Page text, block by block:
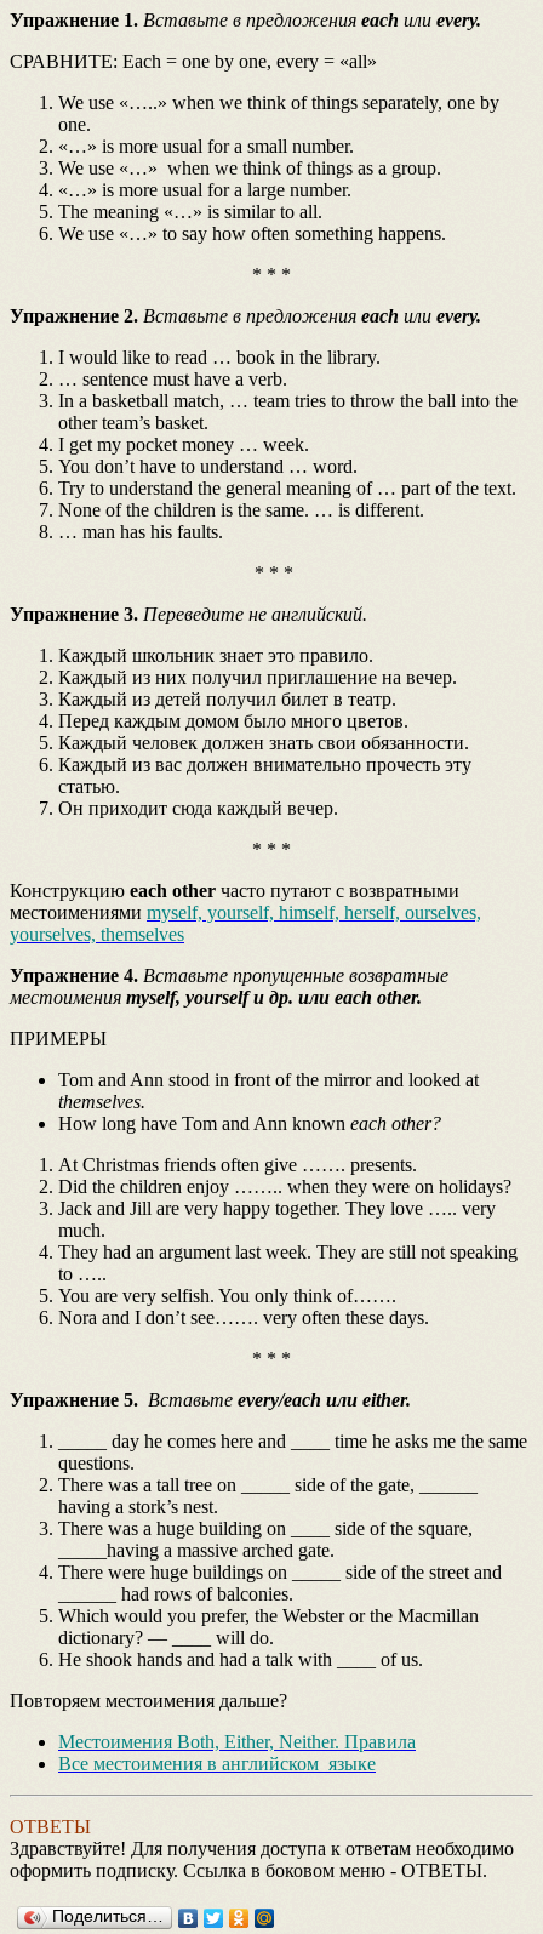
Упражнение 1. Вставьте в предложения each или every.
СРАВНИТЕ: Each = one by one, every = «all»
We use «…..» when we think of things separately, one by
one.
«…» is more usual for a small number.
We use «…» when we think of things as a group.
«…» is more usual for a large number.
The meaning «…» is similar to all.
We use «…» to say how often something happens.
* * *
Упражнение 2. Вставьте в предложения each или every.
I would like to read … book in the library.
… sentence must have a verb.
In a basketball match, … team tries to throw the ball into the
other team’s basket.
I get my pocket money … week.
You don’t have to understand … word.
Try to understand the general meaning of … part of the text.
None of the children is the same. … is different.
… man has his faults.
* * *
Упражнение 3. Переведите не английский.
Каждый школьник знает это правило.
Каждый из них получил приглашение на вечер.
Каждый из детей получил билет в театр.
Перед каждым домом было много цветов.
Каждый человек должен знать свои обязанности.
Каждый из вас должен внимательно прочесть эту
статью.
Он приходит сюда каждый вечер.
* * *
Конструкцию each other часто путают с возвратными
местоимениями myself, yourself, himself, herself, ourselves,
yourselves, themselves
Упражнение 4. Вставьте пропущенные возвратные
местоимения myself, yourself и др. или each other.
ПРИМЕРЫ
Tom and Ann stood in front of the mirror and looked at
themselves.
How long have Tom and Ann known each other?
At Christmas friends often give ……. presents.
Did the children enjoy …….. when they were on holidays?
Jack and Jill are very happy together. They love ….. very
much.
They had an argument last week. They are still not speaking
to …..
You are very selfish. You only think of…….
Nora and I don’t see……. very often these days.
* * *
Упражнение 5. Вставьте every/each или either.
_____ day he comes here and ____ time he asks me the same
questions.
There was a tall tree on _____ side of the gate, ______
having a stork’s nest.
There was a huge building on ____ side of the square,
_____having a massive arched gate.
There were huge buildings on _____ side of the street and
______ had rows of balconies.
Which would you prefer, the Webster or the Macmillan
dictionary? — ____ will do.
He shook hands and had a talk with ____ of us.
Повторяем местоимения дальше?
Местоимения Both, Either, Neither. Правила
Все местоимения в английском языке
ОТВЕТЫ
Здравствуйте! Для получения доступа к ответам необходимо
оформить подписку. Ссылка в боковом меню - ОТВЕТЫ.
Поделиться…